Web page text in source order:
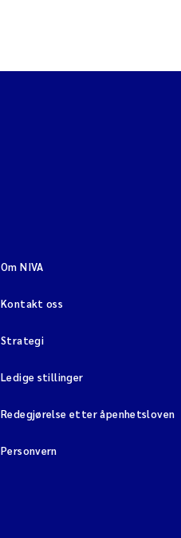
Om NIVA
Kontakt oss
Strategi
Ledige stillinger
Redegjørelse etter åpenhetsloven
Personvern